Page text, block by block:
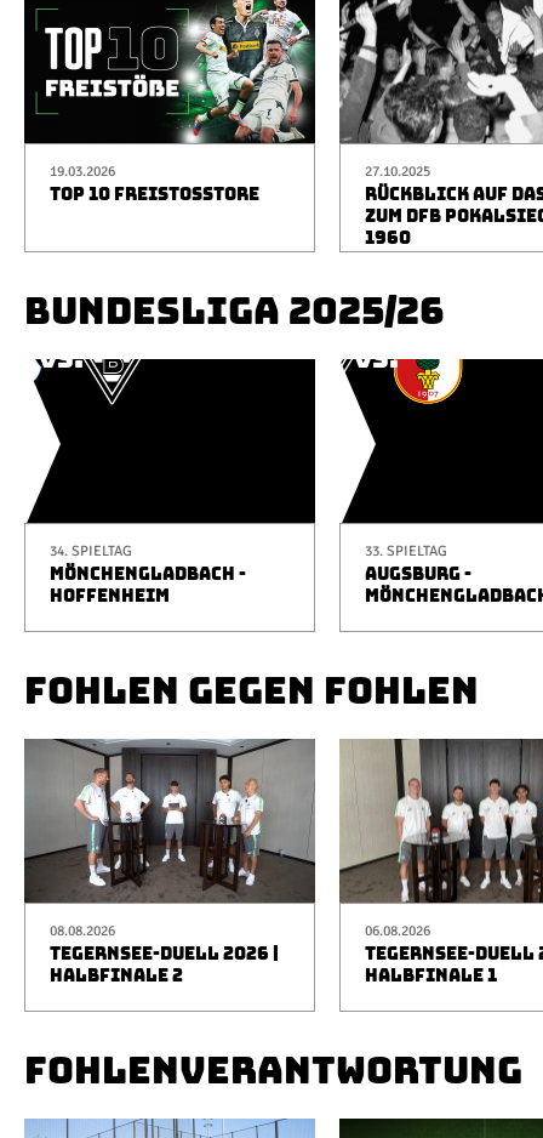
19.03.2026
TOP 10 FREISTOSSTORE
27.10.2025
RÜCKBLICK AUF
ZUM DFB
1960
BUNDESLIGA 2025/26
34. SPIELTAG
MÖNCHENGLADBACH -
HOFFENHEIM
33. SPIELTAG
AUGSBURG -
FOHLEN GEGEN FOHLEN
08.08.2026
TEGERNSEE-DUELL 2026 |
HALBFINALE 2
06.08.2026
TEGERNSEE-DUELL
HALBFINALE 1
FOHLENVERANTWORTUNG